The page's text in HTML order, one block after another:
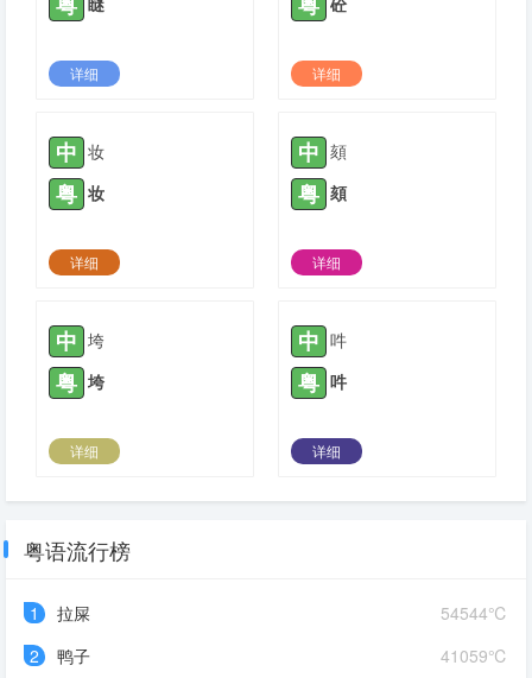
详细
详细
中 妆
粤 妆
详细
中 頦
粤 頦
详细
中 垮
粤 垮
详细
中 吽
粤 吽
详细
粤语流行榜
54544℃
1
拉屎
41059℃
2
鸭子